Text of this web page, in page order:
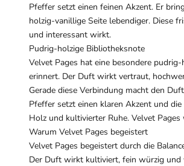
Pfeffer setzt einen feinen Akzent. Er
holzig-vanillige Seite lebendiger. Diese
und interessant wirkt.
Pudrig-holzige Bibliotheksnote
Velvet Pages hat eine besondere
erinnert. Der Duft wirkt vertraut,
Gerade diese Verbindung macht den
Pfeffer setzt einen klaren Akzent und
Holz und kultivierter Ruhe. Velvet
Warum Velvet Pages begeistert
Velvet Pages begeistert durch die
Der Duft wirkt kultiviert, fein würzig